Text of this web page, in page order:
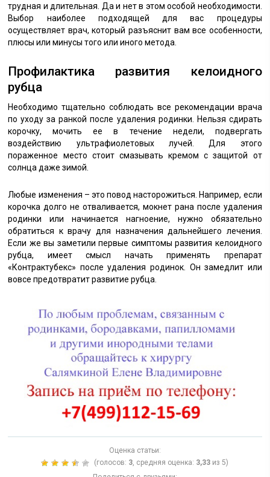
трудная и длительная. Да и нет в этом особой необходимости.
Выбор наиболее подходящей для вас процедуры
осуществляет врач, который разъяснит вам все особенности,
плюсы или минусы того или иного метода.
Профилактика развития келоидного
рубца
Необходимо тщательно соблюдать все рекомендации врача
по уходу за ранкой после удаления родинки. Нельзя сдирать
корочку, мочить ее в течение недели, подвергать
воздействию ультрафиолетовых лучей. Для этого
пораженное место стоит смазывать кремом с защитой от
солнца даже зимой.
Любые изменения – это повод насторожиться. Например, если
корочка долго не отваливается, мокнет рана после удаления
родинки или начинается нагноение, нужно обязательно
обратиться к врачу для назначения дальнейшего лечения.
Если же вы заметили первые симптомы развития келоидного
рубца, имеет смысл начать применять препарат
«Контрактубекс» после удаления родинок. Он замедлит или
вовсе предотвратит развитие рубца.
Оценка статьи:
(голосов: 3, средняя оценка: 3,33 из 5)